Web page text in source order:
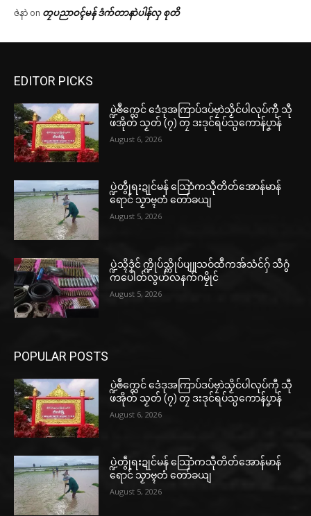
ဇဲနာဲ on တၠပညာဝၚ်မန် ဒံက်တာနာဲပါန်လှ စုတိ
EDITOR PICKS
ပ္ဍဲၜဳက္လေင် ဒေံဒုအကြာပ်ဒပ်ဗၠာဲသၟိင်ပါလုပ်ကီု သီု
ဖအိုတ် သၟတ် (၇) တၠ ဒးဒုင်ရပ်သ္ပကောန်ပၞာန်
August 6, 2026
ပ္ဍဲတွဵုရးဍုင်မန် သြောံကသီုတိတ်အောန်မာန်
ရောင် သၟာဗ္ၚတံ တော်ခယျ
August 5, 2026
ပ္ဍဲသ္ၚိဒၟံင် က္ဍိုပ်သ္ကိုပ်ပျူသဝ်ထဳကအ်သံင်ဂှ် သီဂွံ
ကပေါတ်လွဟ်လနက်ဂမၠိုင်
August 5, 2026
POPULAR POSTS
ပ္ဍဲၜဳက္လေင် ဒေံဒုအကြာပ်ဒပ်ဗၠာဲသၟိင်ပါလုပ်ကီု သီု
ဖအိုတ် သၟတ် (၇) တၠ ဒးဒုင်ရပ်သ္ပကောန်ပၞာန်
August 6, 2026
ပ္ဍဲတွဵုရးဍုင်မန် သြောံကသီုတိတ်အောန်မာန်
ရောင် သၟာဗ္ၚတံ တော်ခယျ
August 5, 2026